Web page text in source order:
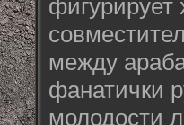
между
фанатички
молодости